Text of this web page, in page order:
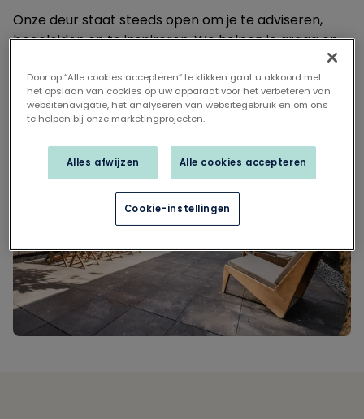
Onze deur staat steeds open om je te adviseren,
begeleiden en te inspireren. We helpen je graag en
vrijblijvend bij het maken van een juiste en passende
keuze.
Door op “Alle cookies accepteren” te klikken gaat u akkoord met
het opslaan van cookies op uw apparaat voor het verbeteren van
websitenavigatie, het analyseren van websitegebruik en om ons
te helpen bij onze marketingprojecten.
Alles afwijzen Alle cookies accepteren
Cookie-instellingen